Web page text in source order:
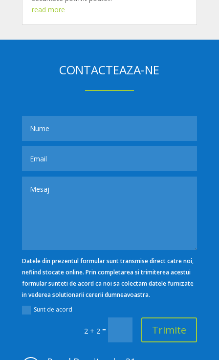
read more
CONTACTEAZA-NE
Datele din prezentul formular sunt transmise direct catre noi,
nefiind stocate online. Prin completarea si trimiterea acestui
formular sunteti de acord ca noi sa colectam datele furnizate
in vederea solutionarii cererii dumneavoastra.
Sunt de acord
2 + 2 = Trimite